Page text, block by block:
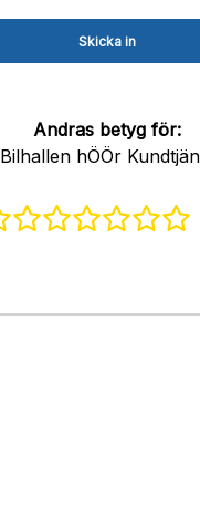
Andras betyg för:
Bilhallen hÖÖr